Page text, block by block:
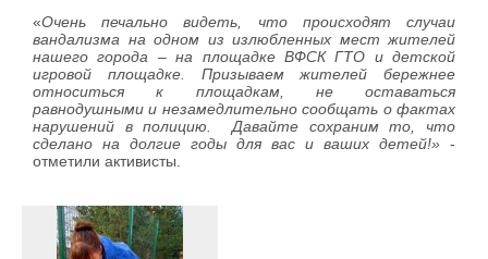
«Очень печально видеть, что происходят случаи
вандализма на одном из излюбленных мест жителей
нашего города – на площадке ВФСК ГТО и детской
игровой площадке. Призываем жителей бережнее
относиться к площадкам, не оставаться
равнодушными и незамедлительно сообщать о фактах
нарушений в полицию. Давайте сохраним то, что
сделано на долгие годы для вас и ваших детей!» -
отметили активисты.